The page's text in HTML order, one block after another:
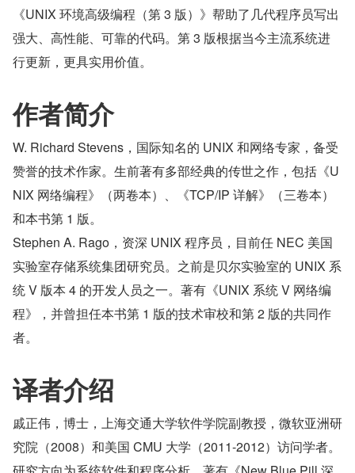
《UNIX 环境高级编程（第 3 版）》帮助了几代程序员写出
强大、高性能、可靠的代码。第 3 版根据当今主流系统进
行更新，更具实用价值。
作者简介
W. Richard Stevens，国际知名的 UNIX 和网络专家，备受
赞誉的技术作家。生前著有多部经典的传世之作，包括《U
NIX 网络编程》（两卷本）、《TCP/IP 详解》（三卷本）
和本书第 1 版。
Stephen A. Rago，资深 UNIX 程序员，目前任 NEC 美国
实验室存储系统集团研究员。之前是贝尔实验室的 UNIX 系
统 V 版本 4 的开发人员之一。著有《UNIX 系统 V 网络编
程》，并曾担任本书第 1 版的技术审校和第 2 版的共同作
者。
译者介绍
戚正伟，博士，上海交通大学软件学院副教授，微软亚洲研
究院（2008）和美国 CMU 大学（2011-2012）访问学者。